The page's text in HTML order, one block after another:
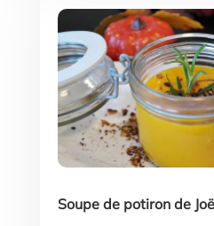
Soupe de potiron de